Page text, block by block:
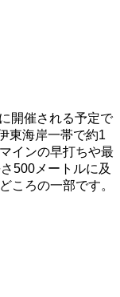
開催される予定で
東海岸一帯で約1
インの早打ちや最
500メートルに及
ころの一部です。